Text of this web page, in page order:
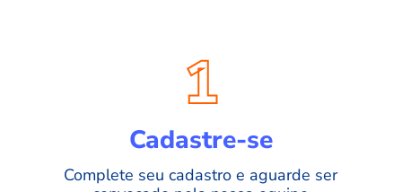
1
Cadastre-se
Complete seu cadastro e aguarde ser